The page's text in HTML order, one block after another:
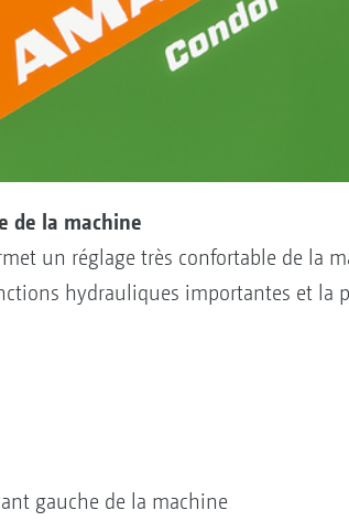
de la machine
un réglage très confortable de la
hydrauliques importantes et la
gauche de la machine